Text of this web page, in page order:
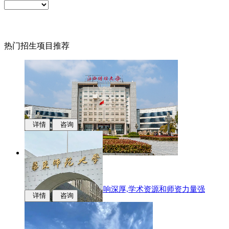
热门招生项目推荐
江西财经大学
国际化办学,学科专业影响深厚,学术资源和师资力量强
详情 咨询
详情 咨询